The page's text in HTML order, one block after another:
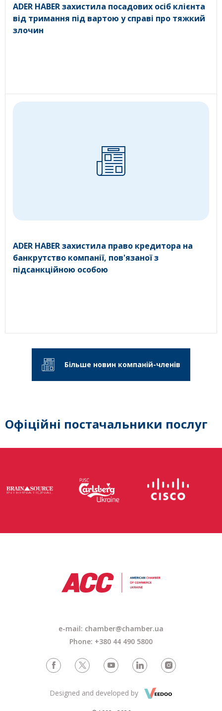
ADER HABER захистила посадових осіб клієнта
від тримання під вартою у справі про тяжкий
злочин
ADER HABER захистила право кредитора на
банкрутство компанії, пов'язаної з
підсанкційною особою
Більше новин компаній-членів
Офіційні постачальники послуг
e-mail: chamber@chamber.ua
Phone: +380 44 490 5800
Designed and developed by